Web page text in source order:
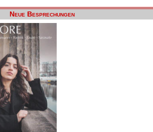
Neue Besprechungen